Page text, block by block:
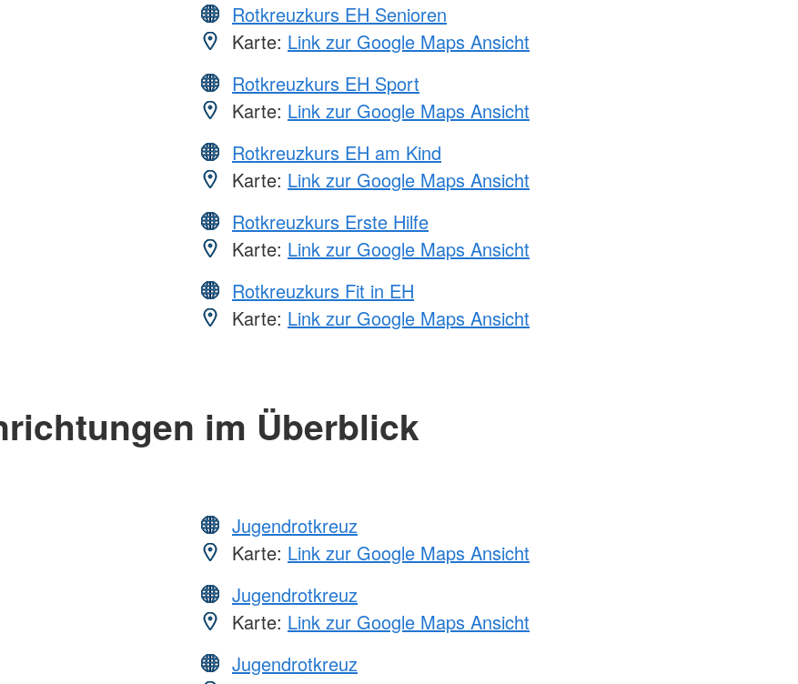
Rotkreuzkurs EH Senioren
Karte: Link zur Google Maps Ansicht
Rotkreuzkurs EH Sport
Karte: Link zur Google Maps Ansicht
Rotkreuzkurs EH am Kind
Karte: Link zur Google Maps Ansicht
Rotkreuzkurs Erste Hilfe
Karte: Link zur Google Maps Ansicht
Rotkreuzkurs Fit in EH
Karte: Link zur Google Maps Ansicht
im Überblick
Jugendrotkreuz
Karte: Link zur Google Maps Ansicht
Jugendrotkreuz
Karte: Link zur Google Maps Ansicht
Jugendrotkreuz